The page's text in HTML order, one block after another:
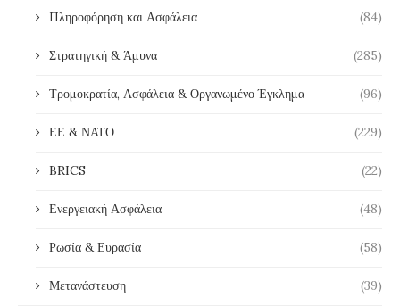
Πληροφόρηση και Ασφάλεια (84)
Στρατηγική & Άμυνα (285)
Τρομοκρατία, Ασφάλεια & Οργανωμένο Έγκλημα (96)
ΕΕ & ΝΑΤΟ (229)
BRICS (22)
Ενεργειακή Ασφάλεια (48)
Ρωσία & Ευρασία (58)
Μετανάστευση (39)